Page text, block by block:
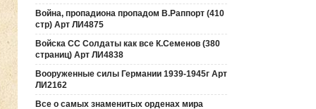
Война, пропадиона пропадом В.Раппорт (410
стр) Арт ЛИ4875
Войска СС Солдаты как все К.Семенов (380
страниц) Арт ЛИ4838
Вооруженные силы Германии 1939-1945г Арт
ЛИ2162
Все о самых знаменитых орденах мира